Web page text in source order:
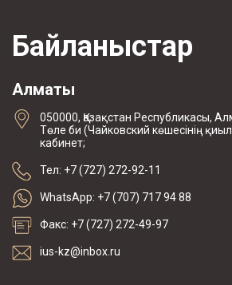
Байланыстар
Алматы
050000, Қазақстан Республикасы,
Төле би (Чайковский көшесінің
кабинет;
Тел: +7 (727) 272-92-11
WhatsApp: +7 (707) 717 94 88
Факс: +7 (727) 272-49-97
ius-kz@inbox.ru